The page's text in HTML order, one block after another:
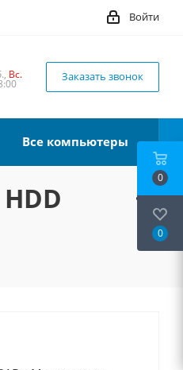
Войти
Вс. Заказать звонок
Все компьютеры
0
0